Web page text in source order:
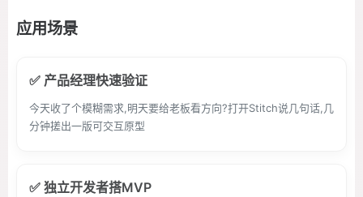
应用场景
✅ 产品经理快速验证
今天收了个模糊需求,明天要给老板看方向?打开Stitch说几句话,几
分钟搓出一版可交互原型
✅ 独立开发者搭MVP